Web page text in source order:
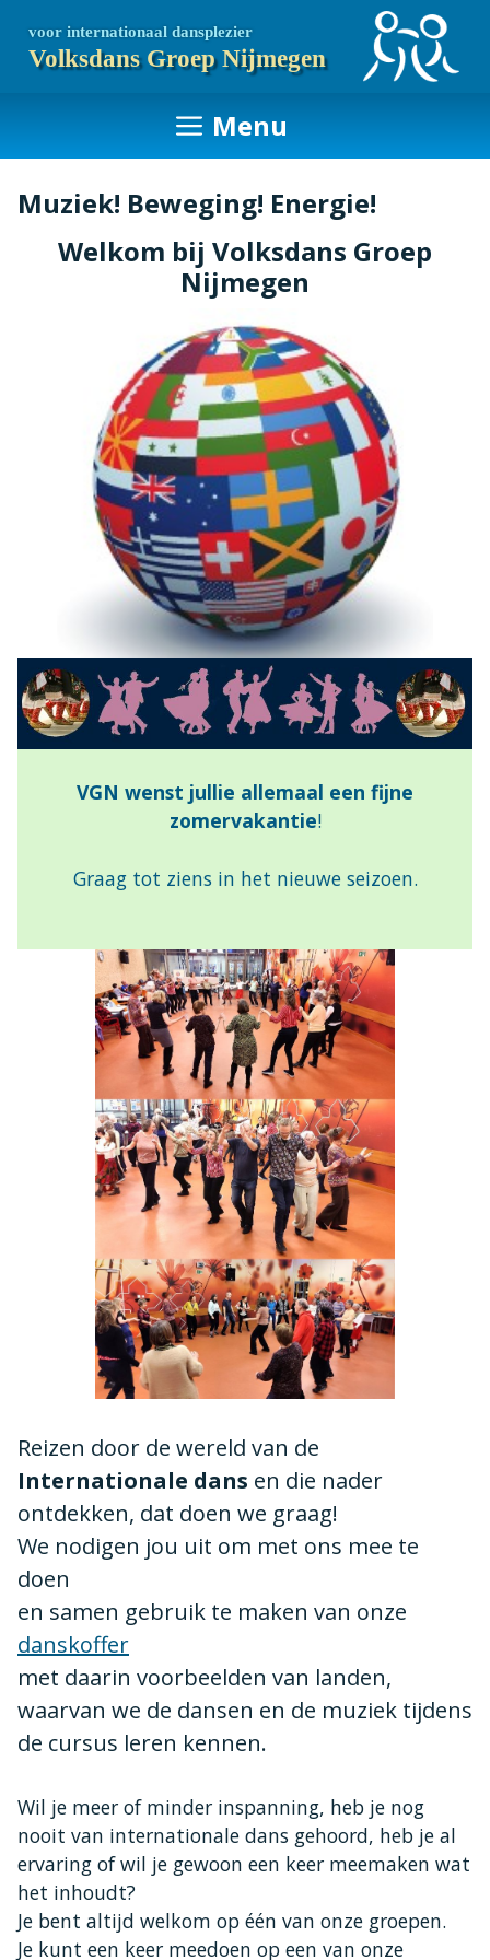
naar
Volksdans Groep Nijmegen
voor internationaal dansplezier
Menu
Muziek! Beweging! Energie!
Welkom bij Volksdans Groep
Nijmegen
VGN wenst jullie allemaal een fijne
zomervakantie!
Graag tot ziens in het nieuwe seizoen.
Reizen door de wereld van de
Internationale dans en die nader
ontdekken, dat doen we graag!
We nodigen jou uit om met ons mee te
doen
en samen gebruik te maken van onze
danskoffer
met daarin voorbeelden van landen,
waarvan we de dansen en de muziek tijdens
de cursus leren kennen.
Wil je meer of minder inspanning, heb je nog
nooit van internationale dans gehoord, heb je al
ervaring of wil je gewoon een keer meemaken wat
het inhoudt?
Je bent altijd welkom op één van onze groepen.
Je kunt een keer meedoen op een van onze